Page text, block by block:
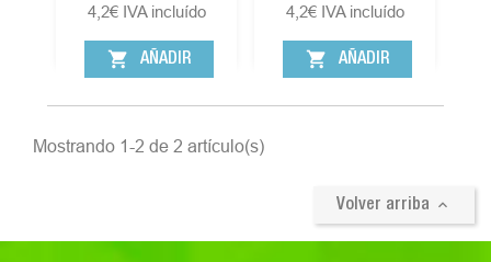
4,2€ IVA incluído
shopping_cart AÑADIR
4,2€ IVA incluído
shopping_cart AÑADIR
Mostrando 1-2 de 2 artículo(s)
Volver arriba 